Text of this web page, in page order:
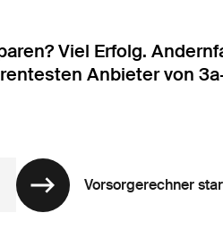
Viel Erfolg.
Anbieter von
Vorsorgerechner